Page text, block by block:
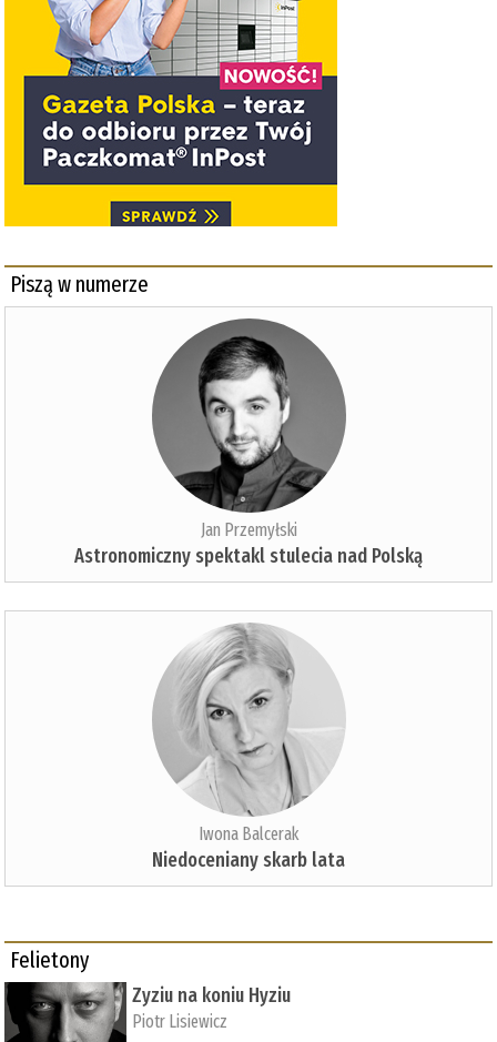
Piszą w numerze
Jan Przemyłski
Astronomiczny spektakl stulecia nad Polską
Iwona Balcerak
Niedoceniany skarb lata
Felietony
Zyziu na koniu Hyziu
Piotr Lisiewicz